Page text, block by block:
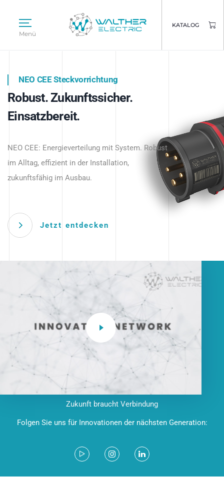
Menü
KATALOG
Intelligente Stromverteilung
beginnt hier.
NEO CEE Steckvorrichtung
Robust. Zukunftssicher.
Einsatzbereit.
NEO CEE: Energieverteilung mit System. Robust
im Alltag, effizient in der Installation,
zukunftsfähig im Ausbau.
Jetzt entdecken
Intelligenz trifft Energie.
Anwendungen – robust, IP-geschützt und
zukunftsfähig.
Zukunft braucht Verbindung
Folgen Sie uns für Innovationen der nächsten Generation: